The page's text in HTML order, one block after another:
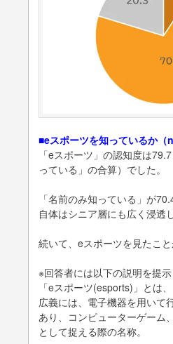
■eスポーツを知っているか（
「eスポーツ」の認知度は
っている」の合算）でした。
「名前のみ知っている」が
自体はシニア層にも広く浸透
続いて、eスポーツを見たこ
※回答者には以下の説明を提示
「eスポーツ(esports)」とは
広義には、電子機器を用いて
あり、コンピューターゲーム
として捉える際の名称。